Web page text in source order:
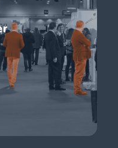
en temas de
futuro del sector que